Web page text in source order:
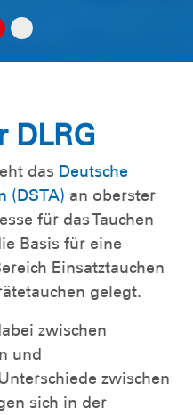
DLRG
das Deutsche
(DSTA) an oberster
für das Tauchen
Basis für eine
Einsatztauchen
gelegt.
zwischen
und
zwischen
sich in der